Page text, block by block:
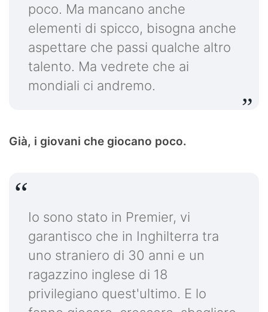
poco. Ma mancano anche
elementi di spicco, bisogna anche
aspettare che passi qualche altro
talento. Ma vedrete che ai
mondiali ci andremo.
Già, i giovani che giocano poco.
Io sono stato in Premier, vi
garantisco che in Inghilterra tra
uno straniero di 30 anni e un
ragazzino inglese di 18
privilegiano quest'ultimo. E lo